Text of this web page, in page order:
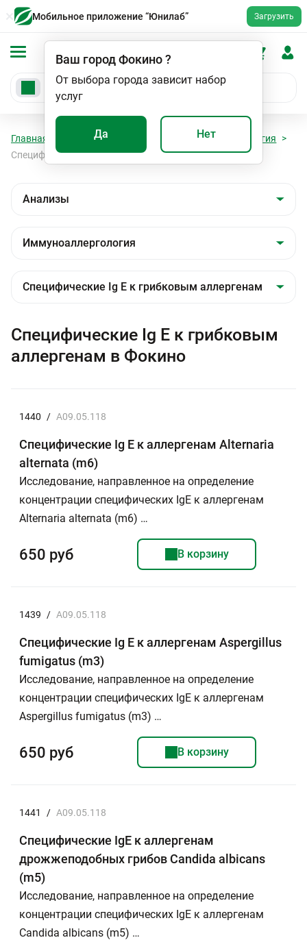
Мобильное приложение “Юнилаб” Загрузить
Ваш городФокино?
От выбора города зависит набор
услуг
Да Нет
Главная Анализы
Иммуноаллергология
Специфические Ig E к грибковым аллергенам
Специфические Ig E к грибковым
аллергенам в Фокино
1440 / A09.05.118
Специфические Ig E к аллергенам Alternaria
alternata (m6)
Исследование, направленное на определение
концентрации специфических IgE к аллергенам
Alternaria alternata (m6) …
650 руб В корзину
1439 / A09.05.118
Специфические Ig E к аллергенам Aspergillus
fumigatus (m3)
Исследование, направленное на определение
концентрации специфических IgE к аллергенам
Aspergillus fumigatus (m3) …
650 руб В корзину
1441 / A09.05.118
Специфические IgE к аллергенам
дрожжеподобных грибов Candida albicans
(m5)
Исследование, направленное на определение
концентрации специфических IgE к аллергенам
Candida albicans (m5) …